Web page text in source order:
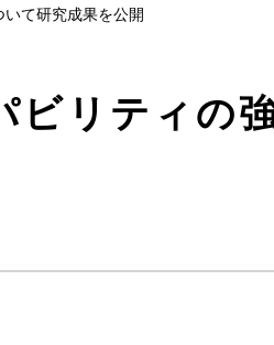
て研究成果を公開
ビリティの